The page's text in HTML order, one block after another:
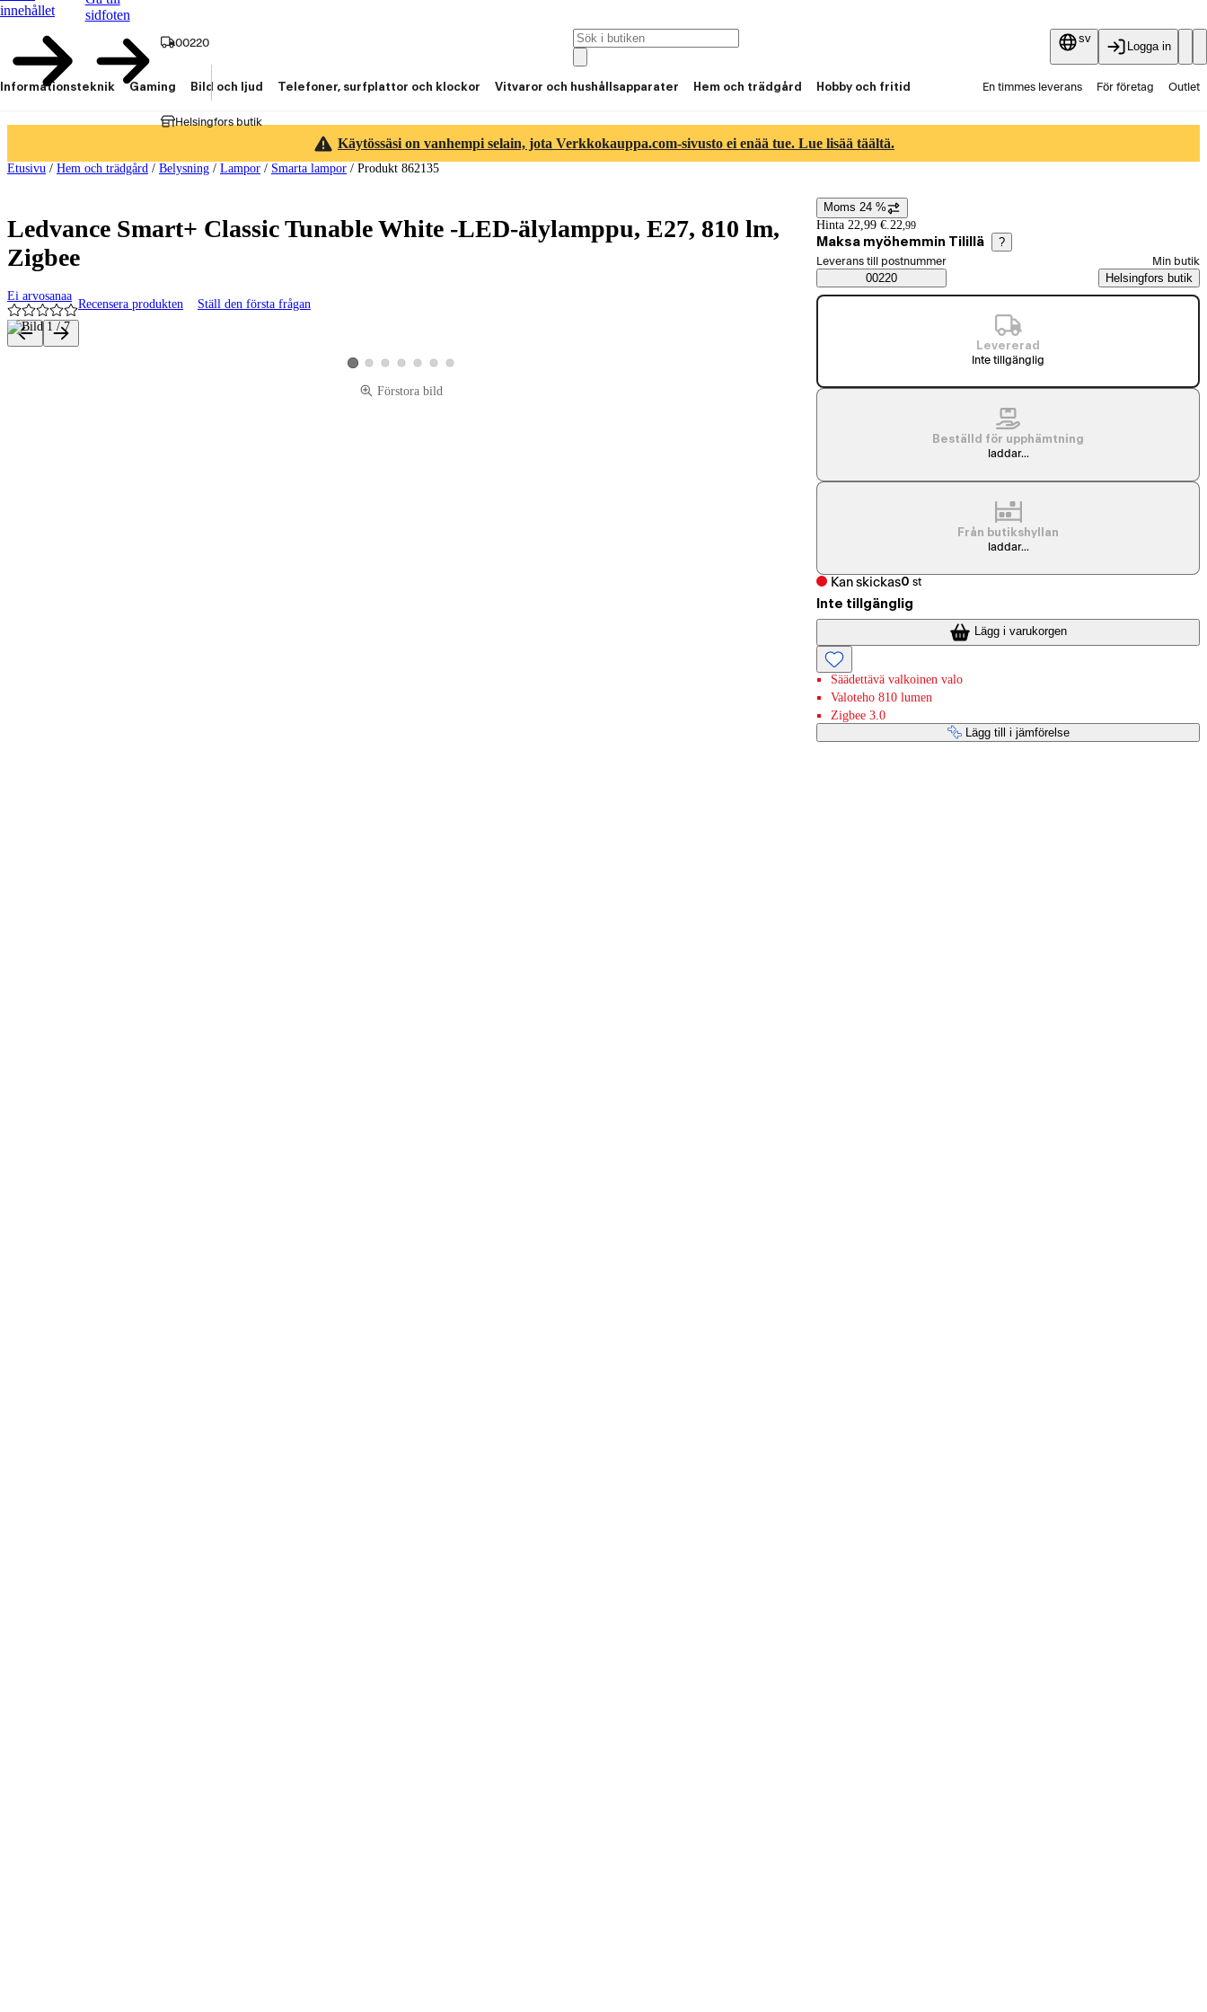
innehållet
sidfoten
00220
Helsingfors butik
sv
Logga in
Informationsteknik Gaming Bild och ljud Telefoner, surfplattor och klockor Vitvaror och hushållsapparater Hem och trädgård Hobby och fritid En timmes leverans För företag Outlet
Käytössäsi on vanhempi selain, jota Verkkokauppa.com-sivusto ei enää tue. Lue lisää täältä.
Etusivu / Hem och trädgård / Belysning / Lampor / Smarta lampor / Produkt 862135
Ledvance Smart+ Classic Tunable White -LED-älylamppu, E27, 810 lm,
Zigbee
Ei arvosanaa
Recensera produkten Ställ den första frågan
Produktbilder och videor
Visa produktbild 1
Visa produktbild 2
Visa produktbild 3
Visa produktbild 4
Visa produktbild 5
Visa produktbild 6
Visa produktbild 7
Förstora bild
Prisinformation
Moms 24 %
Hinta 22,99 €. 22,99
Maksa myöhemmin Tilillä ?
Saatavuustiedot
Välj beställningssätt
Leverans till postnummer
00220
Min butik
Helsingfors butik
Levererad
Inte tillgänglig
Beställd för upphämtning
laddar...
Från butikshyllan
laddar...
Kan skickas0 st
Inte tillgänglig
Lägg i varukorgen
Säädettävä valkoinen valo
Valoteho 810 lumen
Zigbee 3.0
Lägg till i jämförelse